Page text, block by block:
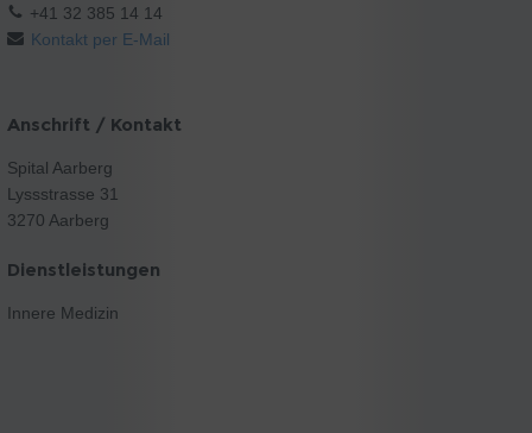
+41 32 385 14 14
Kontakt per E-Mail
Anschrift / Kontakt
Spital Aarberg
Lyssstrasse 31
3270 Aarberg
Dienstleistungen
Innere Medizin